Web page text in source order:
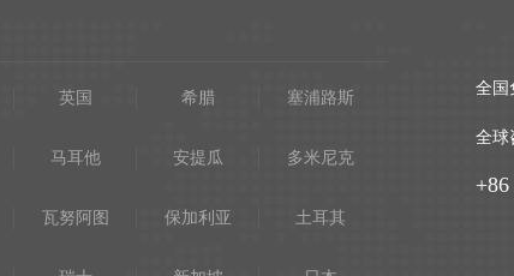
英国 希腊 塞浦路斯
马耳他 安提瓜 多米尼克
瓦努阿图 保加利亚 土耳其
全国
全球